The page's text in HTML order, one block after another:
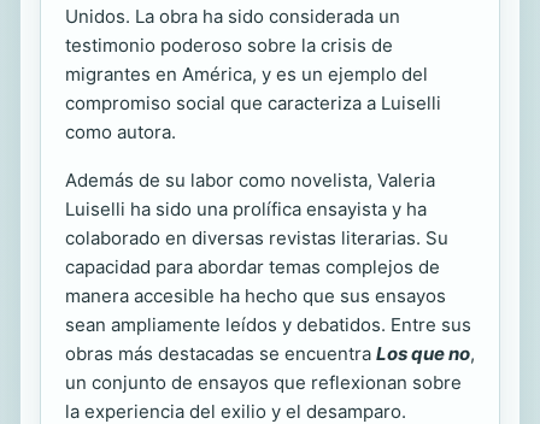
Unidos. La obra ha sido considerada un
testimonio poderoso sobre la crisis de
migrantes en América, y es un ejemplo del
compromiso social que caracteriza a Luiselli
como autora.
Además de su labor como novelista, Valeria
Luiselli ha sido una prolífica ensayista y ha
colaborado en diversas revistas literarias. Su
capacidad para abordar temas complejos de
manera accesible ha hecho que sus ensayos
sean ampliamente leídos y debatidos. Entre sus
obras más destacadas se encuentra Los que no,
un conjunto de ensayos que reflexionan sobre
la experiencia del exilio y el desamparo.